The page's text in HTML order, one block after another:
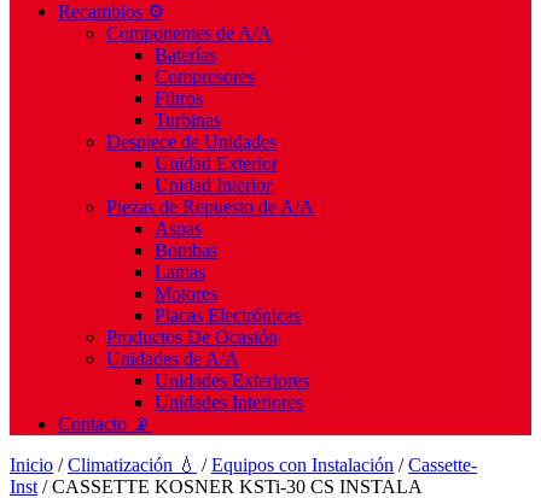
Recambios ⚙️
Componentes de A/A
Baterías
Compresores
Filtros
Turbinas
Despiece de Unidades
Unidad Exterior
Unidad Interior
Piezas de Repuesto de A/A
Aspas
Bombas
Lamas
Motores
Placas Electrónicas
Productos De Ocasión
Unidades de A/A
Unidades Exteriores
Unidades Interiores
Contacto 📡
Inicio /Climatización 💧 /Equipos con Instalación /Cassette-
Inst / CASSETTE KOSNER KSTi-30 CS INSTALA